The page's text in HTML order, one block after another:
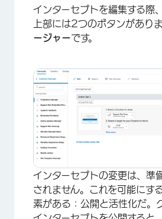
インターセプトマネージャー
アンケート割り当て
インターセプトを編集する際
上部には2つのボタンがありま
ージャーです。
インターセプトの変更は、準
されません。これを可能にす
素がある：公開と活性化だ。